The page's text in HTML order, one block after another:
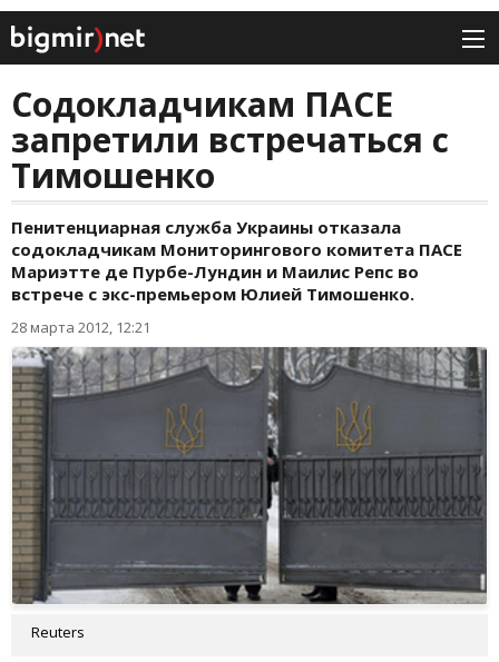
Содокладчикам ПАСЕ
запретили встречаться с
Тимошенко
Пенитенциарная служба Украины отказала
содокладчикам Мониторингового комитета ПАСЕ
Мариэтте де Пурбе-Лундин и Маилис Репс во
встрече с экс-премьером Юлией Тимошенко.
28 марта 2012, 12:21
Reuters